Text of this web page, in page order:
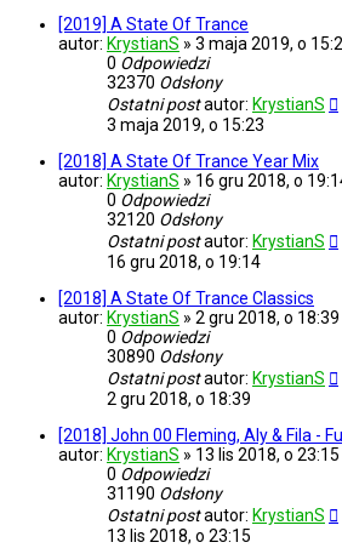
[2019] A State Of Trance
autor: KrystianS » 3 maja 2019, o
0 Odpowiedzi
32370 Odsłony
Ostatni postautor: KrystianS
3 maja 2019, o 15:23
[2018] A State Of Trance Year Mix
autor: KrystianS » 16 gru 2018, o
0 Odpowiedzi
32120 Odsłony
Ostatni postautor: KrystianS
16 gru 2018, o 19:14
[2018] A State Of Trance Classics
autor: KrystianS » 2 gru 2018, o 18:39
0 Odpowiedzi
30890 Odsłony
Ostatni postautor: KrystianS
2 gru 2018, o 18:39
[2018] John 00 Fleming, Aly & Fila -
autor: KrystianS » 13 lis 2018, o 23:15
0 Odpowiedzi
31190 Odsłony
Ostatni postautor: KrystianS
13 lis 2018, o 23:15